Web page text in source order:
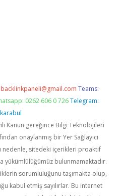
backlinkpaneli@gmail.com Teams:
0262 606 0 726 Telegram:
Kanun gereğince Bilgi Teknolojileri
onaylanmış bir Yer Sağlayıcı
nedenle, sitedeki içerikleri proaktif
yükümlülüğümüz bulunmamaktadır.
sorumluluğunu taşımakta olup,
kabul etmiş sayılırlar. Bu internet